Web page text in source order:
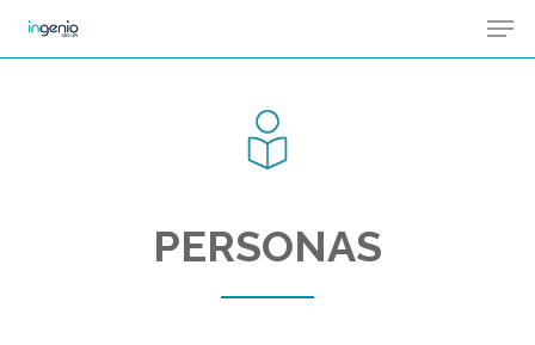
Skip
to
PERSONAS
Menu